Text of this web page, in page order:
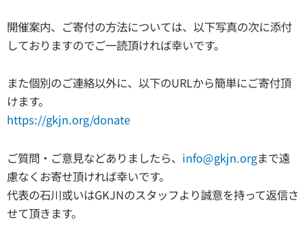
開催案内、ご寄付の方法については、以下写真の次に添付
しておりますのでご一読頂ければ幸いです。
また個別のご連絡以外に、以下のURLから簡単にご寄付頂
けます。
https://gkjn.org/donate
ご質問・ご意見などありましたら、 info@gkjn.orgまで遠
慮なくお寄せ頂ければ幸いです。
代表の石川或いはGKJNのスタッフより誠意を持って返信さ
せて頂きます。